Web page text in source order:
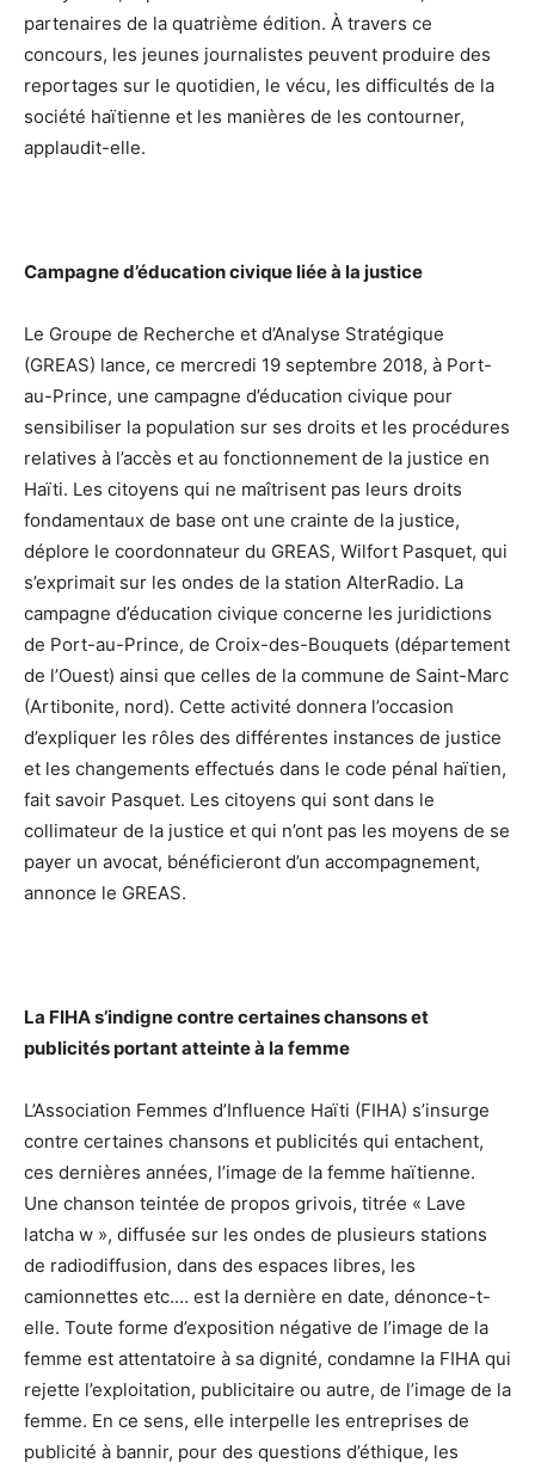
partenaires de la quatrième édition. À travers ce
concours, les jeunes journalistes peuvent produire des
reportages sur le quotidien, le vécu, les difficultés de la
société haïtienne et les manières de les contourner,
applaudit-elle.
Campagne d’éducation civique liée à la justice
Le Groupe de Recherche et d’Analyse Stratégique
(GREAS) lance, ce mercredi 19 septembre 2018, à Port-
au-Prince, une campagne d’éducation civique pour
sensibiliser la population sur ses droits et les procédures
relatives à l’accès et au fonctionnement de la justice en
Haïti. Les citoyens qui ne maîtrisent pas leurs droits
fondamentaux de base ont une crainte de la justice,
déplore le coordonnateur du GREAS, Wilfort Pasquet, qui
s’exprimait sur les ondes de la station AlterRadio. La
campagne d’éducation civique concerne les juridictions
de Port-au-Prince, de Croix-des-Bouquets (département
de l’Ouest) ainsi que celles de la commune de Saint-Marc
(Artibonite, nord). Cette activité donnera l’occasion
d’expliquer les rôles des différentes instances de justice
et les changements effectués dans le code pénal haïtien,
fait savoir Pasquet. Les citoyens qui sont dans le
collimateur de la justice et qui n’ont pas les moyens de se
payer un avocat, bénéficieront d’un accompagnement,
annonce le GREAS.
La FIHA s’indigne contre certaines chansons et
publicités portant atteinte à la femme
L’Association Femmes d’Influence Haïti (FIHA) s’insurge
contre certaines chansons et publicités qui entachent,
ces dernières années, l’image de la femme haïtienne.
Une chanson teintée de propos grivois, titrée « Lave
latcha w », diffusée sur les ondes de plusieurs stations
de radiodiffusion, dans des espaces libres, les
camionnettes etc.… est la dernière en date, dénonce-t-
elle. Toute forme d’exposition négative de l’image de la
femme est attentatoire à sa dignité, condamne la FIHA qui
rejette l’exploitation, publicitaire ou autre, de l’image de la
femme. En ce sens, elle interpelle les entreprises de
publicité à bannir, pour des questions d’éthique, les